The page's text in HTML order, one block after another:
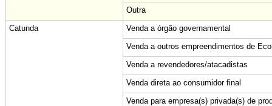
Outra
Catunda
Venda a órgão governamental
Venda a outros empreendimentos de
Venda a revendedores/atacadistas
Venda direta ao consumidor final
Venda para empresa(s) privada(s) de